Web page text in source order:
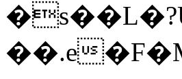
��.e